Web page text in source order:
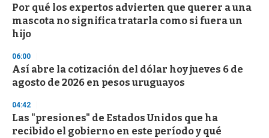
e
c
o
n
Por qué los expertos advierten que querer a una
mascota no significa tratarla como si fuera un
hijo
06:00
Así abre la cotización del dólar hoy jueves 6 de
agosto de 2026 en pesos uruguayos
04:42
Las "presiones" de Estados Unidos que ha
recibido el gobierno en este período y qué